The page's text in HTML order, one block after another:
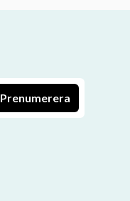
Prenumerera